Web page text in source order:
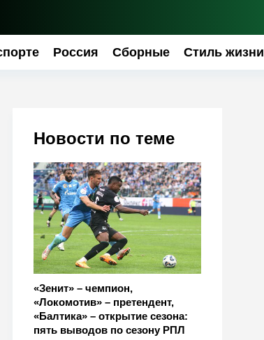
Россия Сборные Стиль жизни
Новости по теме
«Зенит» – чемпион,
«Локомотив» – претендент,
«Балтика» – открытие сезона:
пять выводов по сезону РПЛ